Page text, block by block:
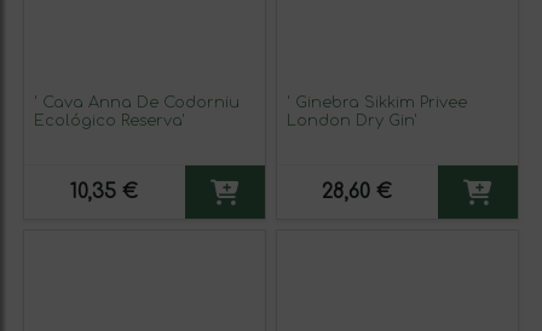
' Cava Anna De Codorniu
Ecológico Reserva'
10,35 €
' Ginebra Sikkim Privee
London Dry Gin'
28,60 €